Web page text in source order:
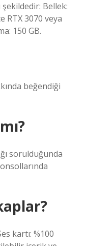
Bellek:
RTX 3070 veya
150 GB.
beğendiği
sorulduğunda
kartı: %100